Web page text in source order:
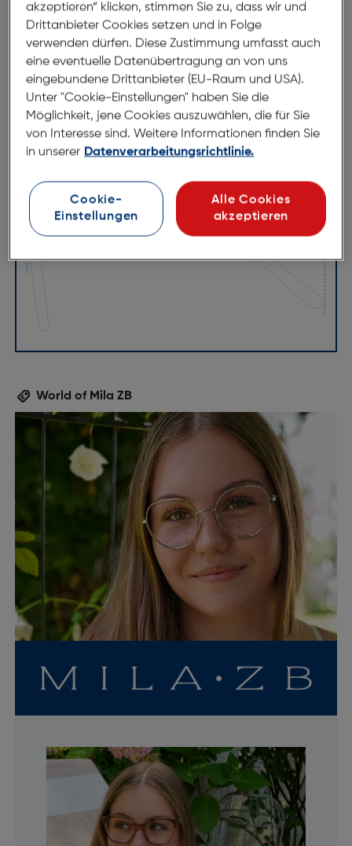
(individuell ausrichtbar)
143mm
16mm
140mm
World of Mila ZB
akzeptieren“ klicken, stimmen Sie zu, dass wir und
Drittanbieter Cookies setzen und in Folge
verwenden dürfen. Diese Zustimmung umfasst auch
eine eventuelle Datenübertragung an von uns
eingebundene Drittanbieter (EU-Raum und USA).
Unter "Cookie-Einstellungen" haben Sie die
Möglichkeit, jene Cookies auszuwählen, die für Sie
von Interesse sind. Weitere Informationen finden Sie
in unserer Datenverarbeitungsrichtlinie.
Cookie-
Einstellungen
Alle Cookies
akzeptieren